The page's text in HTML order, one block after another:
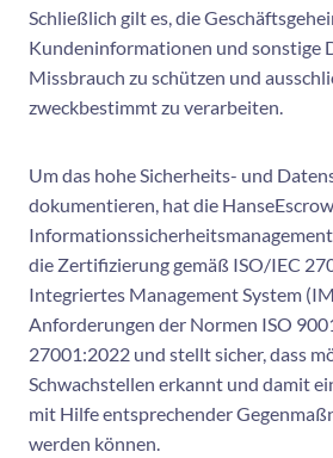
Schließlich gilt es, die
Kundeninformationen und sonstige
Missbrauch zu schützen und
zweckbestimmt zu verarbeiten.
Um das hohe Sicherheits- und
dokumentieren, hat die
die Zertifizierung gemäß ISO/IEC
Integriertes Management System
Anforderungen der Normen ISO
27001:2022 und stellt sicher, dass
Schwachstellen erkannt und damit
mit Hilfe entsprechender
werden können.